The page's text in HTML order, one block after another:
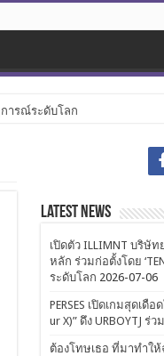
ารณ์ระดับโลก
Latest News
เปิดตัว ILLIMNT บริษั
หลัก ร่วมก่อตั้งโดย
ระดับโลก 2026-07-06
PERSES เปิดเกมสุดเดื
ur X)” ดึง URBOYTJ ร่
ต้องโทษเธอ ที่มาทำใ